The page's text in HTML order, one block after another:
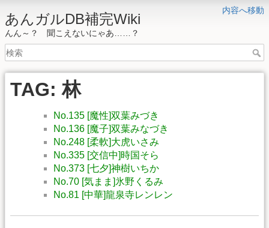
内容へ移動
あんガルDB補完Wiki
んん～？ 聞こえないにゃあ……？
TAG: 林
No.135 [魔性]双葉みづき
No.136 [魔子]双葉みなづき
No.248 [柔軟]大虎いさみ
No.335 [交信中]時国そら
No.373 [七夕]神樹いちか
No.70 [気まま]氷野くるみ
No.81 [中華]龍泉寺レンレン